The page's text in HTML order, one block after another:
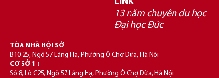
LINK
13 năm chuyên du học
Đại học Đức
TÒA NHÀ HỘI SỞ
B10-25, Ngõ 57 Láng Hạ, Phường Ô Chợ Dừa, Hà Nội
CƠ SỞ 1 :
Số 8, Lô C25, Ngõ 57 Láng Hạ, Phường Ô Chợ Dừa, Hà Nội